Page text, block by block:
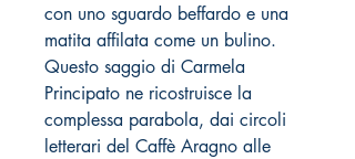
con uno sguardo beffardo e una
matita affilata come un bulino.
Questo saggio di Carmela
Principato ne ricostruisce la
complessa parabola, dai circoli
letterari del Caffè Aragno alle